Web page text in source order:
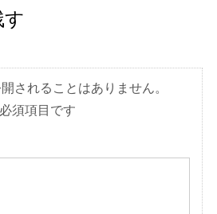
されることはありません。
須項目です